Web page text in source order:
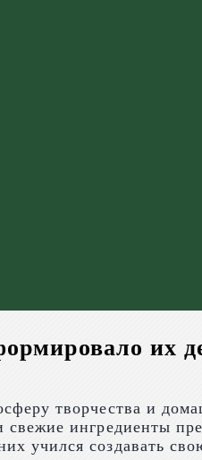
их
творчества и
ингредиенты
учился создавать